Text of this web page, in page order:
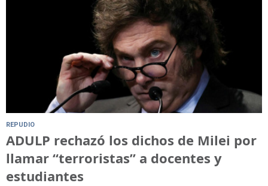
REPUDIO
ADULP rechazó los dichos de Milei por
llamar “terroristas” a docentes y
estudiantes